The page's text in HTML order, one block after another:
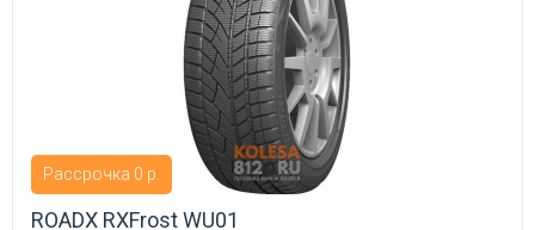
Рассрочка 0 р.
ROADX RXFrost WU01